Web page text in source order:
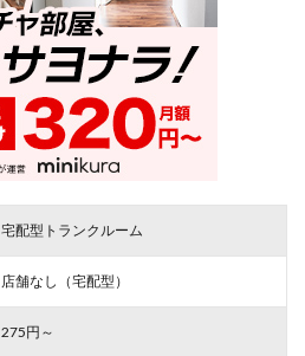
宅配型トランクルーム
店舗なし（宅配型）
275円～